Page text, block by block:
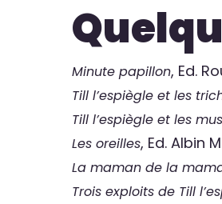
Minute papillon, Ed.
Till l’espiègle et les
Till l’espiègle et les
Les oreilles, Ed. Albin
La maman de la
Trois exploits de Till